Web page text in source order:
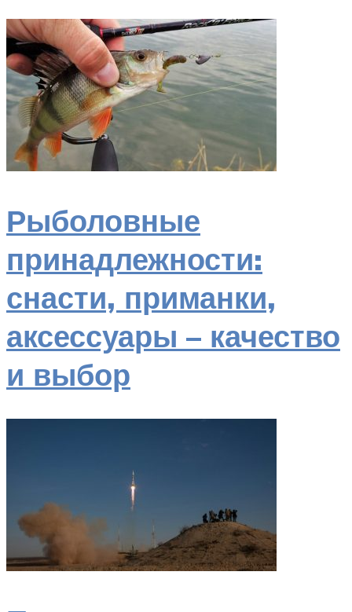
Рыболовные
принадлежности:
снасти, приманки,
аксессуары – качество
и выбор